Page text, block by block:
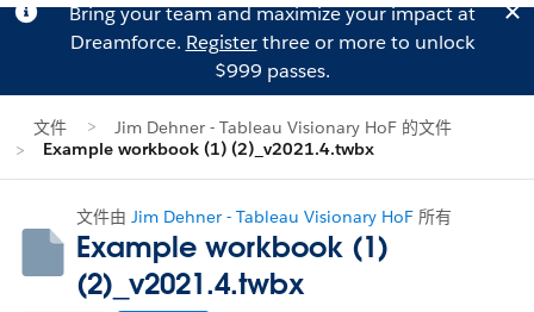
Bring your team and maximize your impact at
Dreamforce. Registerthree or more to unlock
$999 passes.
文件
Jim Dehner - Tableau Visionary HoF 的文件
Example workbook (1) (2)_v2021.4.twbx
文件由 Jim Dehner - Tableau Visionary HoF 所有
Example workbook (1)
(2)_v2021.4.twbx